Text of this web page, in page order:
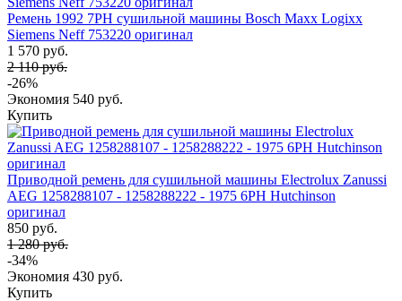
Ремень 1992 7PH сушильной машины Bosch Maxx Logixx
Siemens Neff 753220 оригинал
1 570 руб.
2 110 руб.
-26%
Экономия 540 руб.
Купить
Приводной ремень для сушильной машины Electrolux Zanussi
AEG 1258288107 - 1258288222 - 1975 6PH Hutchinson
оригинал
850 руб.
1 280 руб.
-34%
Экономия 430 руб.
Купить